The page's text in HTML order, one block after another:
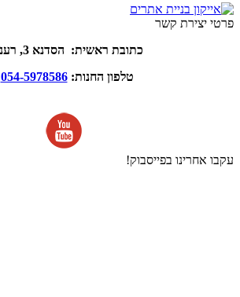
פרטי יצירת קשר
כתובת ראשית: הסדנא 3, רעננה
טלפון החנות:054-5978586
עקבו אחרינו בפייסבוק!